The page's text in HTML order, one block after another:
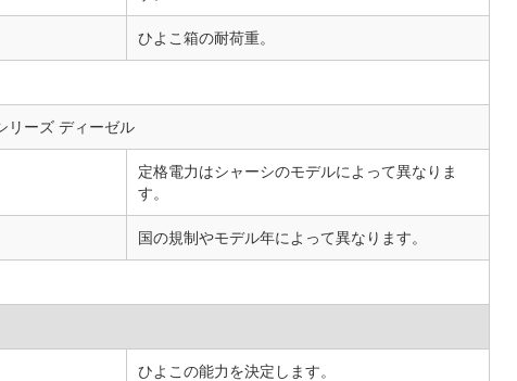
ひよこ箱の耐荷重。
リーズ ディーゼル
定格電力はシャーシのモデルによって異なりま
す。
国の規制やモデル年によって異なります。
ひよこの能力を決定します。